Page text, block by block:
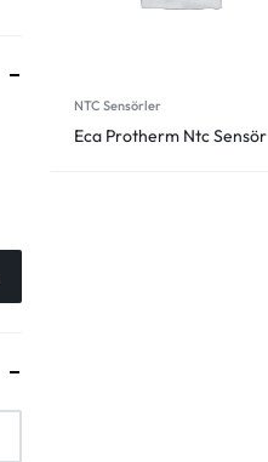
NTC Sensörler
Eca Protherm Ntc Sensör